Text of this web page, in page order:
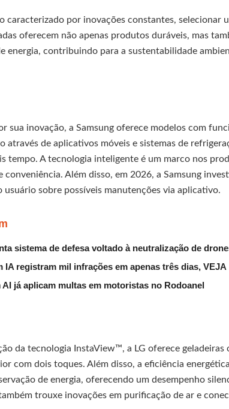
caracterizado por inovações constantes, selecionar
oferecem não apenas produtos duráveis, mas
energia, contribuindo para a sustentabilidade
sua inovação, a Samsung oferece modelos com
através de aplicativos móveis e sistemas de
tempo. A tecnologia inteligente é um marco nos
conveniência. Além disso, em 2026, a Samsung
usuário sobre possíveis manutenções via aplicativo.
sistema de defesa voltado à neutralização de
IA registram mil infrações em apenas três dias, VEJA
AI já aplicam multas em motoristas no Rodoanel
da tecnologia InstaView™, a LG oferece geladeiras
com dois toques. Além disso, a eficiência
de energia, oferecendo um desempenho
trouxe inovações em purificação de ar e